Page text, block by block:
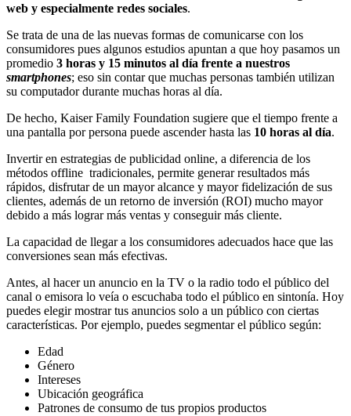
web y especialmente redes sociales.
Se trata de una de las nuevas formas de comunicarse con los
consumidores pues algunos estudios apuntan a que hoy pasamos un
promedio 3 horas y 15 minutos al día frente a nuestros
smartphones; eso sin contar que muchas personas también utilizan
su computador durante muchas horas al día.
De hecho, Kaiser Family Foundation sugiere que el tiempo frente a
una pantalla por persona puede ascender hasta las 10 horas al día.
Invertir en estrategias de publicidad online, a diferencia de los
métodos offline tradicionales, permite generar resultados más
rápidos, disfrutar de un mayor alcance y mayor fidelización de sus
clientes, además de un retorno de inversión (ROI) mucho mayor
debido a más lograr más ventas y conseguir más cliente.
La capacidad de llegar a los consumidores adecuados hace que las
conversiones sean más efectivas.
Antes, al hacer un anuncio en la TV o la radio todo el público del
canal o emisora lo veía o escuchaba todo el público en sintonía. Hoy
puedes elegir mostrar tus anuncios solo a un público con ciertas
características. Por ejemplo, puedes segmentar el público según:
Edad
Género
Intereses
Ubicación geográfica
Patrones de consumo de tus propios productos